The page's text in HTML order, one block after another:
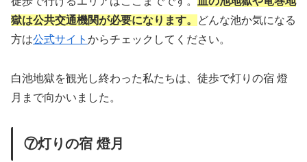
獄は公共交通機関が必要になります。
どんな池か気になる
方は公式サイト からチェックしてください。
白池地獄を観光し終わった私たちは、徒歩で灯りの宿 燈
月まで向かいました。
⑦灯りの宿 燈月